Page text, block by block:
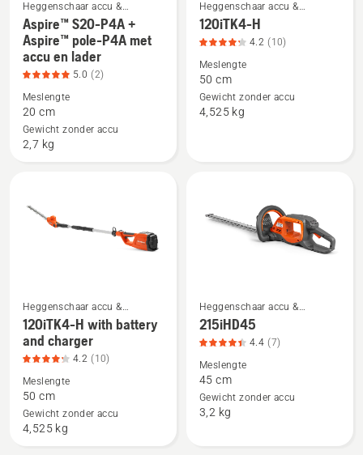
Bekijk
meer
details
Aspire™
S20-
P4A
productbeoordeling
van
Heggenschaar accu &
elektrische heggenschaar
Aspire™ S20-P4A +
Aspire™ pole-P4A met
accu en lader
5.0 (2)
Meslengte
20 cm
Gewicht zonder accu
2,7 kg
Bekijk
meer
details
over
120iTK4-
Heggenschaar accu &
elektrische heggenschaar
120iTK4-H
4.2 (10)
Meslengte
50 cm
Gewicht zonder accu
4,525 kg
Bekijk
meer
details
over
120iTK4-
with
Heggenschaar accu &
elektrische heggenschaar
120iTK4-H with battery
and charger
4.2 (10)
Meslengte
50 cm
Gewicht zonder accu
4,525 kg
Bekijk
meer
over
215iHD45,
productbeoordeling
Heggenschaar accu &
elektrische heggenschaar
215iHD45
4.4 (7)
Meslengte
45 cm
Gewicht zonder accu
3,2 kg